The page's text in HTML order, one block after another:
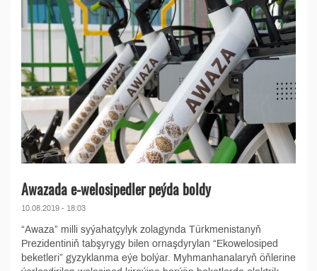
Awazada e-welosipedler peýda boldy
10.08.2019 - 18:03
“Awaza” milli syýahatçylyk zolagynda Türkmenistanyň
Prezidentiniň tabşyrygy bilen ornaşdyrylan “Ekowelosiped
beketleri” gyzyklanma eýe bolýar. Myhmanhanalaryň öňlerine